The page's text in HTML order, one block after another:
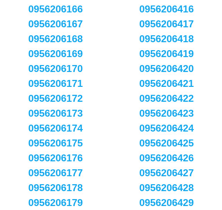
0956206166
0956206167
0956206168
0956206169
0956206170
0956206171
0956206172
0956206173
0956206174
0956206175
0956206176
0956206177
0956206178
0956206179
0956206416
0956206417
0956206418
0956206419
0956206420
0956206421
0956206422
0956206423
0956206424
0956206425
0956206426
0956206427
0956206428
0956206429